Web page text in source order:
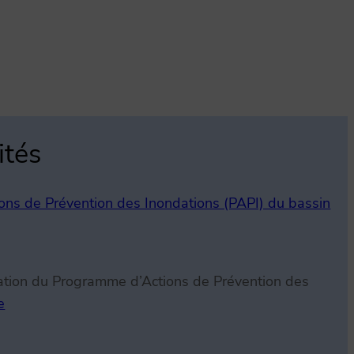
de Prévention des Inondations (PAPI) du bassin
du Programme d’Actions de Prévention des